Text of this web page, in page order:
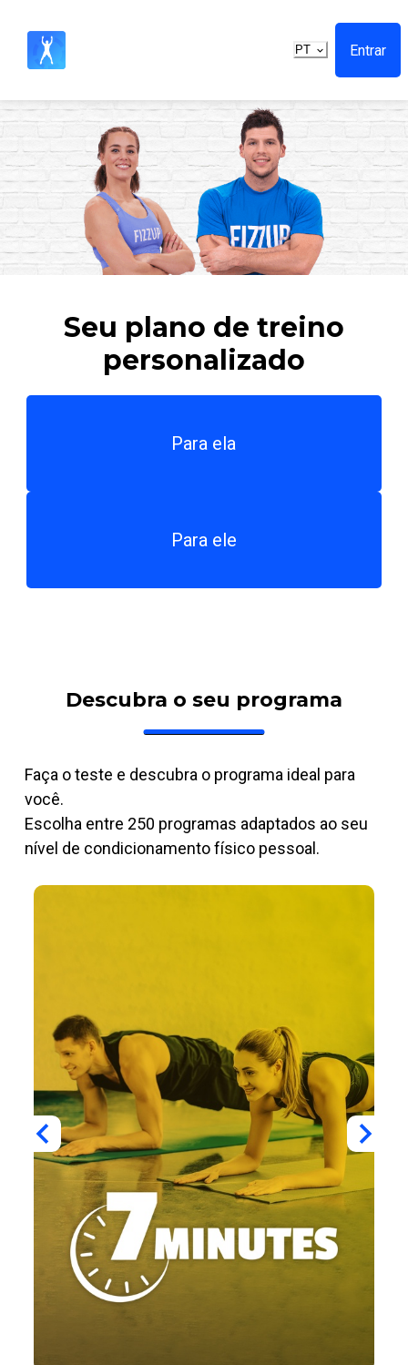
PT Entrar
Seu plano de treino
personalizado
Para ela
Para ele
Descubra o seu programa
Faça o teste e descubra o programa ideal para
você.
Escolha entre 250 programas adaptados ao seu
nível de condicionamento físico pessoal.